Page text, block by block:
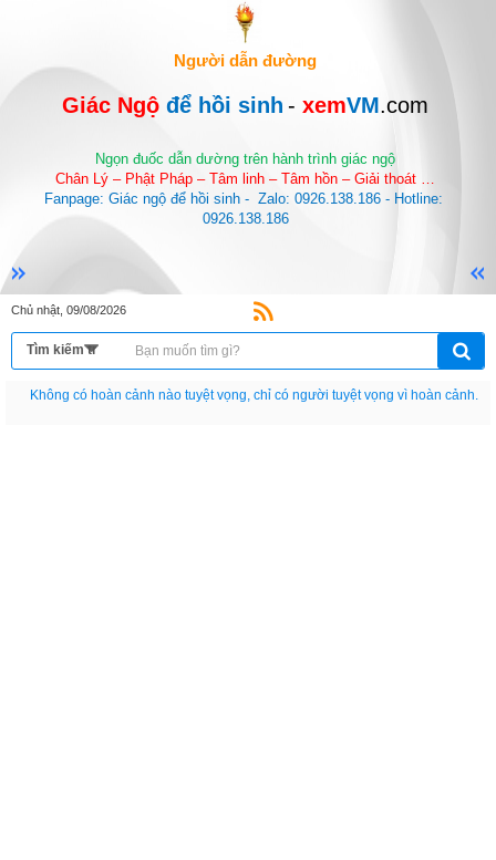
Người dẫn đường
Giác Ngộ để hồi sinh - xemVM.com
Ngọn đuốc dẫn dường trên hành trình giác ngộ
Chân Lý – Phật Pháp – Tâm linh – Tâm hồn – Giải thoát …
Fanpage: Giác ngộ để hồi sinh -  Zalo: 0926.138.186 - Hotline:
0926.138.186
Chủ nhật, 09/08/2026
Nếu như không chịu học tập thì cho dù đi vạn dặm đường cũng chỉ là anh đưa